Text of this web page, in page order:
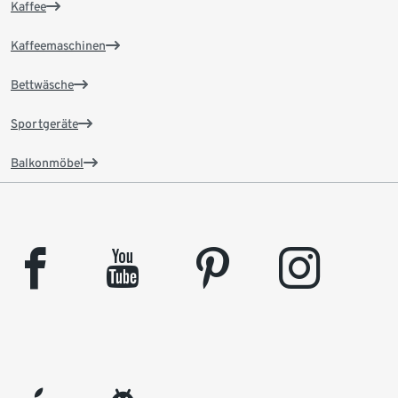
Kaffee
Kaffeemaschinen
Bettwäsche
Sportgeräte
Balkonmöbel
facebook youtube pinterest instagram